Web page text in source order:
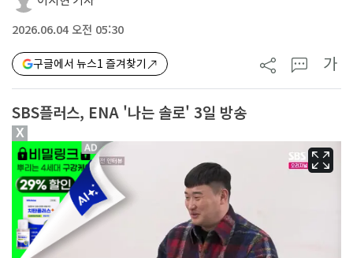
2026.06.04 오전 05:30
구글에서 뉴스1 즐겨찾기 가
SBS플러스, ENA '나는 솔로' 3일 방송
X